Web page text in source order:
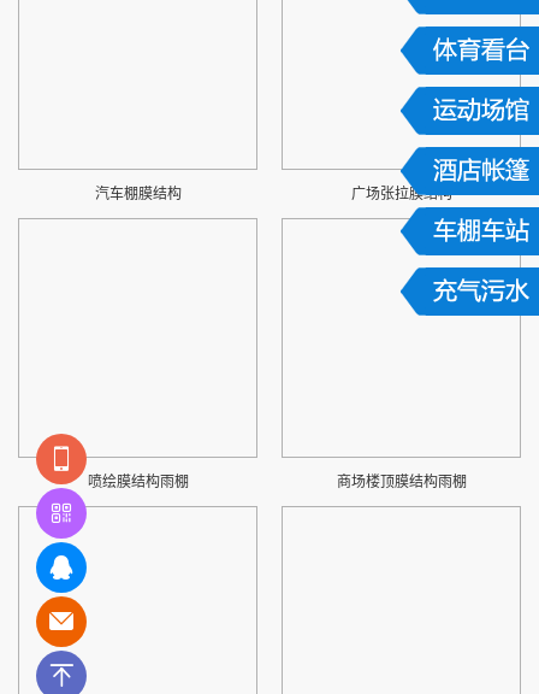
汽车棚膜结构 广场张拉膜结构
喷绘膜结构雨棚 商场楼顶膜结构雨棚